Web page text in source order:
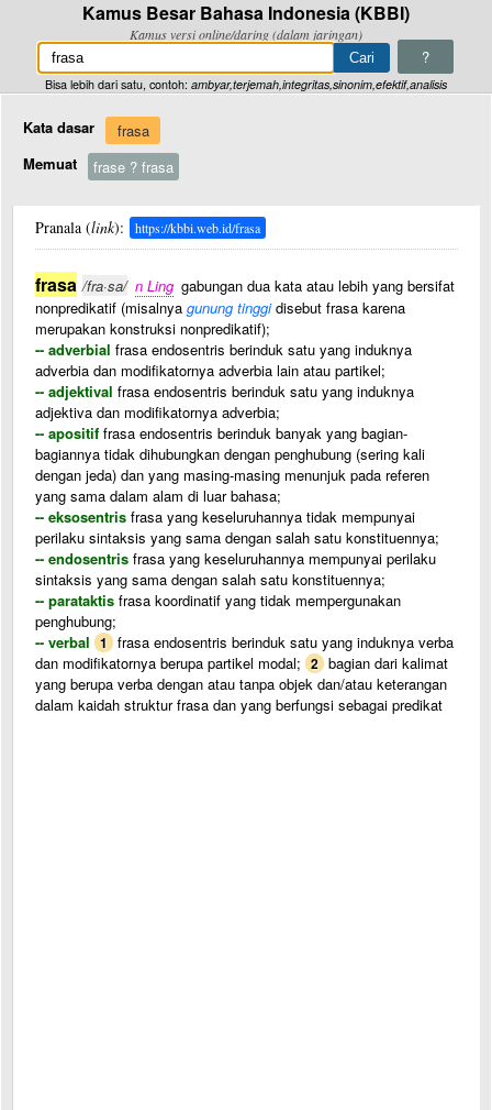
Kamus Besar Bahasa Indonesia (KBBI)
Kamus versi online/daring (dalam jaringan)
?
Bisa lebih dari satu, contoh: ambyar,terjemah,integritas,sinonim,efektif,analisis
Kata dasar
frasa
Memuat
frase ? frasa
Pranala (link): https://kbbi.web.id/frasa
frasa /fra·sa/ n Ling gabungan dua kata atau lebih yang bersifat
nonpredikatif (misalnya gunung tinggidisebut frasa karena
merupakan konstruksi nonpredikatif);
-- adverbial frasa endosentris berinduk satu yang induknya
adverbia dan modifikatornya adverbia lain atau partikel;
-- adjektival frasa endosentris berinduk satu yang induknya
adjektiva dan modifikatornya adverbia;
-- apositif frasa endosentris berinduk banyak yang bagian-
bagiannya tidak dihubungkan dengan penghubung (sering kali
dengan jeda) dan yang masing-masing menunjuk pada referen
yang sama dalam alam di luar bahasa;
-- eksosentris frasa yang keseluruhannya tidak mempunyai
perilaku sintaksis yang sama dengan salah satu konstituennya;
-- endosentris frasa yang keseluruhannya mempunyai perilaku
sintaksis yang sama dengan salah satu konstituennya;
-- parataktis frasa koordinatif yang tidak mempergunakan
penghubung;
-- verbal 1 frasa endosentris berinduk satu yang induknya verba
dan modifikatornya berupa partikel modal; 2 bagian dari kalimat
yang berupa verba dengan atau tanpa objek dan/atau keterangan
dalam kaidah struktur frasa dan yang berfungsi sebagai predikat